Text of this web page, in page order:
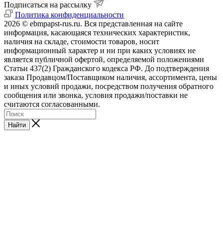
Подписаться на рассылку
Политика конфиденциальности
2026 © ebmpapst-rus.ru. Вся представленная на сайте
информация, касающаяся технических характеристик,
наличия на складе, стоимости товаров, носит
информационный характер и ни при каких условиях не
является публичной офертой, определяемой положениями
Статьи 437(2) Гражданского кодекса РФ. До подтверждения
заказа Продавцом/Поставщиком наличия, ассортимента, цены
и иных условий продажи, посредством получения обратного
сообщения или звонка, условия продажи/поставки не
считаются согласованными.
Найти